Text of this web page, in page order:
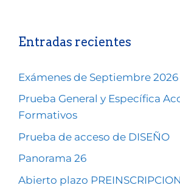
Entradas recientes
Exámenes de Septiembre 2026
Prueba General y Específica
Formativos
Prueba de acceso de DISEÑO
Panorama 26
Abierto plazo